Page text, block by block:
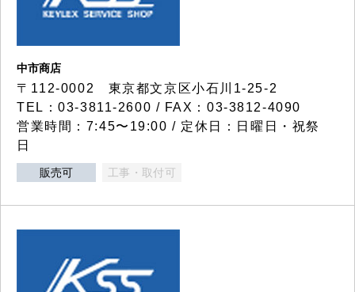
中市商店
〒112-0002 東京都文京区小石川1-25-2
TEL：03-3811-2600 / FAX：03-3812-4090
営業時間：7:45〜19:00 / 定休日：日曜日・祝祭
日
販売可 工事・取付可